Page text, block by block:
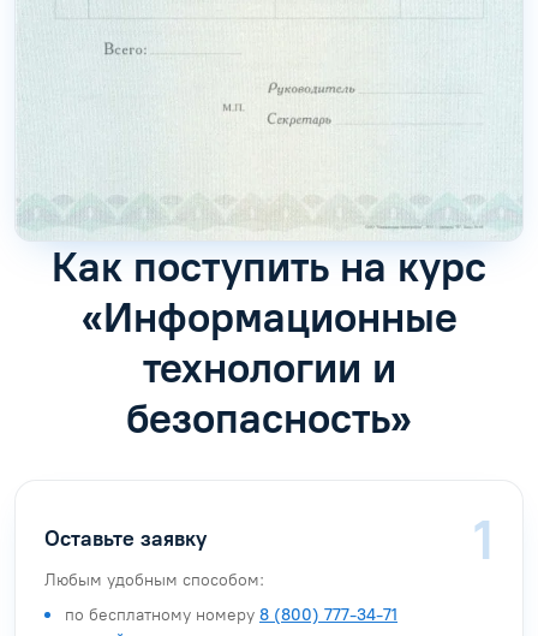
Как поступить на курс
«Информационные
технологии и
безопасность»
Оставьте заявку
Любым удобным способом:
по бесплатному номеру 8 (800) 777-34-71